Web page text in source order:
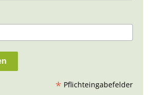
* Pflichteingabefelder